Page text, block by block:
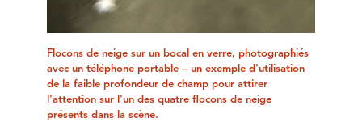
Flocons de neige sur un bocal en verre, photographiés
avec un téléphone portable – un exemple d'utilisation
de la faible profondeur de champ pour attirer
l'attention sur l'un des quatre flocons de neige
présents dans la scène.